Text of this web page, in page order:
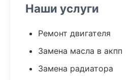
Наши услуги
Ремонт двигателя
Замена масла в акпп
Замена радиатора